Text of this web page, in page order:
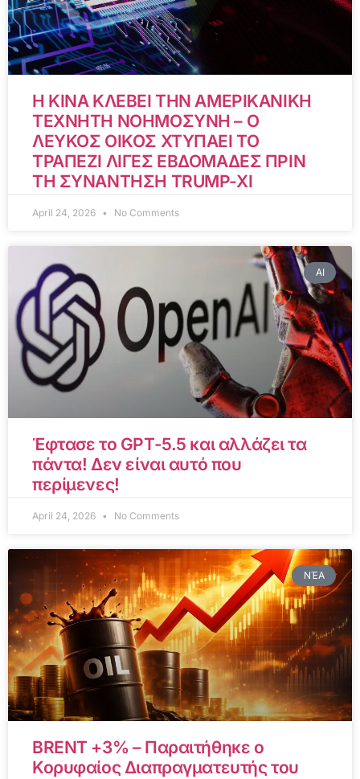
Η ΚΙΝΑ ΚΛΕΒΕΙ ΤΗΝ ΑΜΕΡΙΚΑΝΙΚΗ
ΤΕΧΝΗΤΗ ΝΟΗΜΟΣΥΝΗ – Ο
ΛΕΥΚΟΣ ΟΙΚΟΣ ΧΤΥΠΑΕΙ ΤΟ
ΤΡΑΠΕΖΙ ΛΙΓΕΣ ΕΒΔΟΜΑΔΕΣ ΠΡΙΝ
ΤΗ ΣΥΝΑΝΤΗΣΗ TRUMP-XI
April 24, 2026 No Comments
AI
Έφτασε το GPT-5.5 και αλλάζει τα
πάντα! Δεν είναι αυτό που
περίμενες!
April 24, 2026 No Comments
ΝΈΑ
BRENT +3% – Παραιτήθηκε ο
Κορυφαίος Διαπραγματευτής του